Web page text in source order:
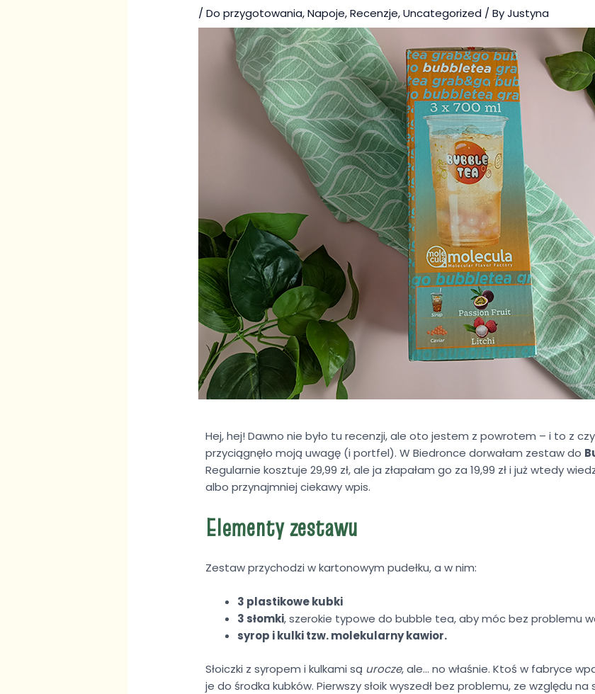
/Do przygotowania,Napoje,Recenzje,Uncategorized / ByJustyna
Hej, hej! Dawno nie było tu recenzji, ale oto jestem z powrotem – i to z
przyciągnęło moją uwagę (i portfel). W Biedronce dorwałam zestaw do
Regularnie kosztuje 29,99 zł, ale ja złapałam go za 19,99 zł i już wtedy
albo przynajmniej ciekawy wpis.
Elementy zestawu
Zestaw przychodzi w kartonowym pudełku, a w nim:
3 plastikowe kubki
3 słomki, szerokie typowe do bubble tea, aby móc bez problemu
syrop i kulki tzw. molekularny kawior.
Słoiczki z syropem i kulkami są urocze, ale… no właśnie. Ktoś w fabryce
je do środka kubków. Pierwszy słoik wyszedł bez problemu, ze względu